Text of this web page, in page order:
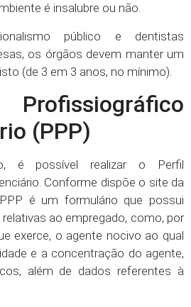
é insalubre ou não.
público e dentistas
os órgãos devem manter um
(de 3 em 3 anos, no mínimo).
(PPP)
é possível realizar o Perfil
Conforme dispõe o site da
é um formulário que possui
ao empregado, como, por
exerce, o agente nocivo ao qual
e a concentração do agente,
além de dados referentes à